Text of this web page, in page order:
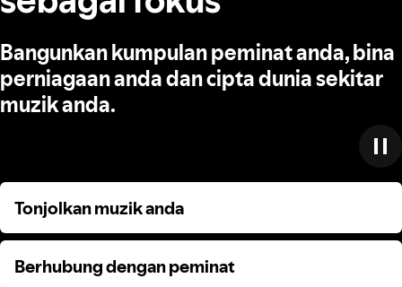
Bangunkan kumpulan peminat anda, bina
perniagaan anda dan cipta dunia sekitar
muzik anda.
Tonjolkan muzik anda
Tonjolkan muzik anda
Berhubung dengan peminat
Berhubung dengan peminat